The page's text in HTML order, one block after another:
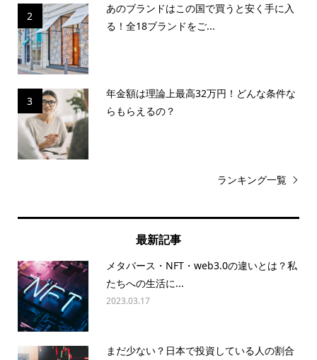
2
あのブランドはこの国で買うと安く手に入
る！全18ブランドをご...
3
年金額は理論上最高32万円！どんな条件な
らもらえるの？
ランキング一覧
最新記事
メタバース・NFT・web3.0の違いとは？私
たちへの生活に...
2023.03.17
まだ少ない？日本で投資している人の割合